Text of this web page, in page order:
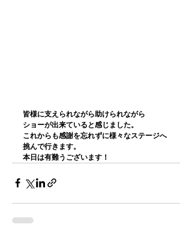
皆様に支えられながら助けられながら
ショーが出来ていると感じました。
これからも感謝を忘れずに様々なステージへ
挑んで行きます。
本日は有難うございます！